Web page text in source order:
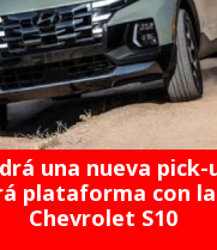
una nueva pick-
plataforma con
Chevrolet S10